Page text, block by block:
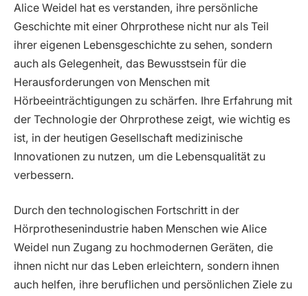
Alice Weidel hat es verstanden, ihre persönliche
Geschichte mit einer Ohrprothese nicht nur als Teil
ihrer eigenen Lebensgeschichte zu sehen, sondern
auch als Gelegenheit, das Bewusstsein für die
Herausforderungen von Menschen mit
Hörbeeinträchtigungen zu schärfen. Ihre Erfahrung mit
der Technologie der Ohrprothese zeigt, wie wichtig es
ist, in der heutigen Gesellschaft medizinische
Innovationen zu nutzen, um die Lebensqualität zu
verbessern.
Durch den technologischen Fortschritt in der
Hörprothesenindustrie haben Menschen wie Alice
Weidel nun Zugang zu hochmodernen Geräten, die
ihnen nicht nur das Leben erleichtern, sondern ihnen
auch helfen, ihre beruflichen und persönlichen Ziele zu